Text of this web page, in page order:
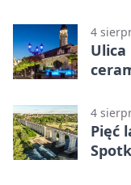
4
Ulica
4
Pięć